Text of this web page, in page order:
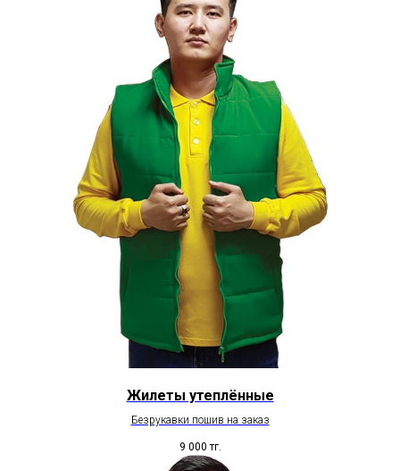
Жилеты утеплённые
Безрукавки пошив на заказ
9 000 тг.